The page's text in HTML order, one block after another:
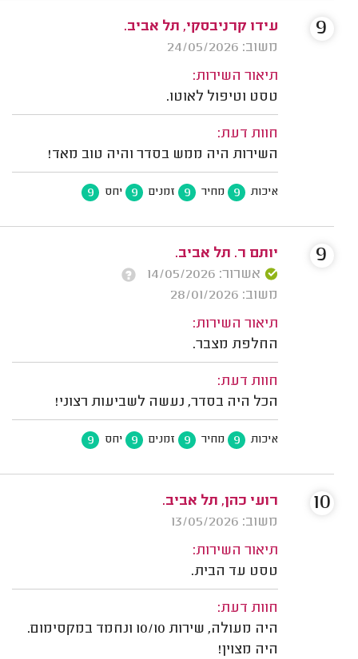
עידו קרניבסקי, תל אביב.
משוב: 24/05/2026
תיאור השירות:
טסט וטיפול לאוטו.
חוות דעת:
השירות היה ממש בסדר והיה טוב מאד!
איכות 9 מחיר 9 זמנים 9 יחס 9
9
יותם ר. תל אביב.
אשרור: 14/05/2026
משוב: 28/01/2026
תיאור השירות:
החלפת מצבר.
חוות דעת:
הכל היה בסדר, נעשה לשביעות רצוני!
איכות 9 מחיר 9 זמנים 9 יחס 9
9
רועי כהן, תל אביב.
משוב: 13/05/2026
תיאור השירות:
טסט עד הבית.
חוות דעת:
היה מעולה, שירות 10/10 ונחמד במקסימום.
היה מצוין!
10